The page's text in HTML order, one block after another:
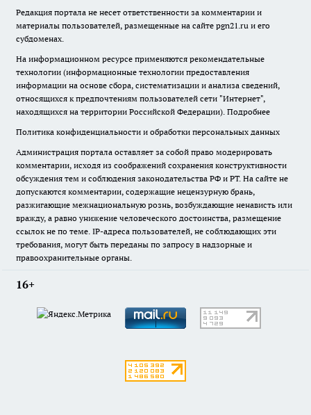
Редакция портала не несет ответственности за комментарии и
материалы пользователей, размещенные на сайте pgn21.ru и его
субдоменах.
На информационном ресурсе применяются рекомендательные
технологии (информационные технологии предоставления
информации на основе сбора, систематизации и анализа сведений,
относящихся к предпочтениям пользователей сети "Интернет",
находящихся на территории Российской Федерации). Подробнее
Политика конфиденциальности и обработки персональных данных
Администрация портала оставляет за собой право модерировать
комментарии, исходя из соображений сохранения конструктивности
обсуждения тем и соблюдения законодательства РФ и РТ. На сайте не
допускаются комментарии, содержащие нецензурную брань,
разжигающие межнациональную рознь, возбуждающие ненависть или
вражду, а равно унижение человеческого достоинства, размещение
ссылок не по теме. IP-адреса пользователей, не соблюдающих эти
требования, могут быть переданы по запросу в надзорные и
правоохранительные органы.
16+